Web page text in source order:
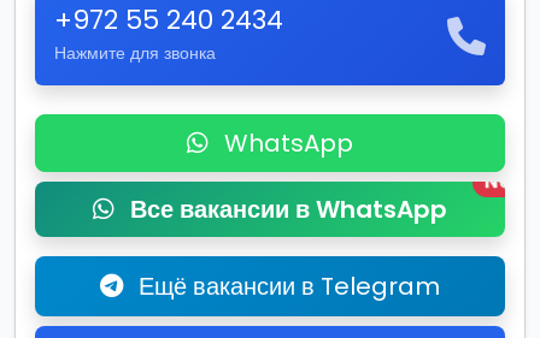
+972 55 240 2434
Нажмите для звонка
WhatsApp
Все вакансии в WhatsApp
New
Ещё вакансии в Telegram